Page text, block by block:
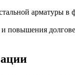
арматуры в